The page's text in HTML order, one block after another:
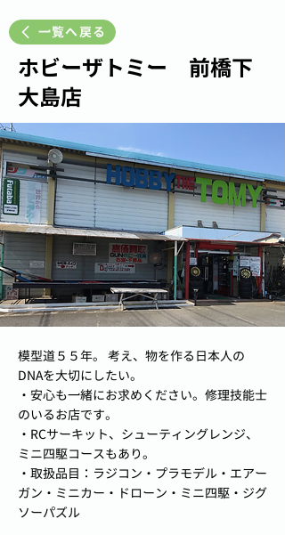
一覧へ戻る
ホビーザトミー 前橋下
大島店
模型道５５年。 考え、物を作る日本人の
DNAを大切にしたい。
・安心も一緒にお求めください。修理技能士
のいるお店です。
・RCサーキット、シューティングレンジ、
ミニ四駆コースもあり。
・取扱品目：ラジコン・プラモデル・エアー
ガン・ミニカー・ドローン・ミニ四駆・ジグ
ソーパズル